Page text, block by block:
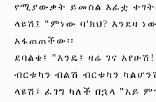
የሚያውቃት ይመስል እፊቷ ተገትሮ
ላዩሽ፤ "ምነው ባ'ክህ? እንደዛ
አፋጠጠችው፡፡
ደባልቄ፤ "እንዴ፤ ዛሬ ገና
ብርቱካን ብልሽ ብርቱካን
ላዩሽ፤ ፈገግ ካለች በኋላ "አይ